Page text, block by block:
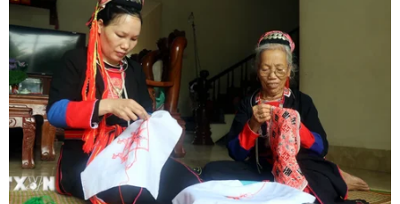
Lo ngại COVID-19, FIFA khuyến cáo hoãn
các trận đấu quốc tế
14/03/2020 00:45
Thông báo của FIFA khẳng định các đội có quyền từ
chối để cầu thủ trở về làm nhiệm vụ đội tuyển trong tình
hình hiện nay.